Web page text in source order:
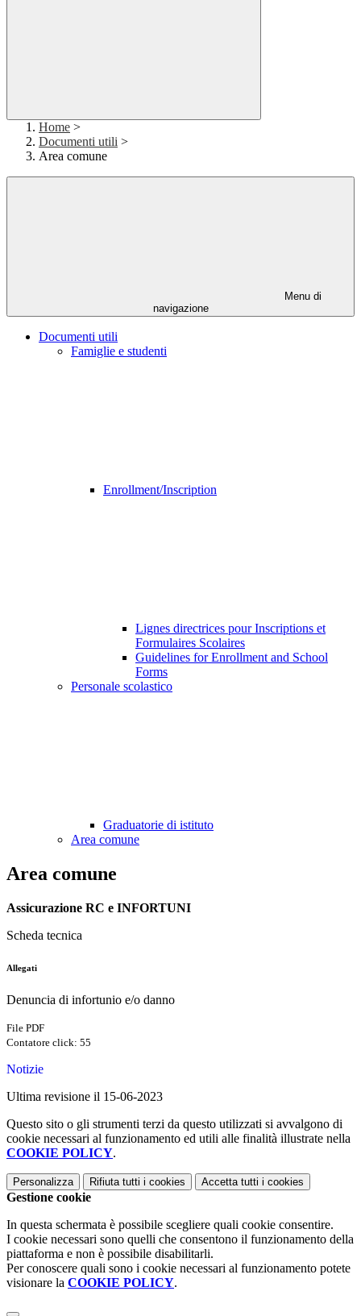
Home >
Documenti utili >
Area comune
Menu di
navigazione
Documenti utili
Famiglie e studenti
Enrollment/Inscription
Lignes directrices pour Inscriptions et
Formulaires Scolaires
Guidelines for Enrollment and School
Forms
Personale scolastico
Graduatorie di istituto
Area comune
Area comune
Assicurazione RC e INFORTUNI
Scheda tecnica
Allegati
Denuncia di infortunio e/o danno
File PDF
Contatore click: 55
Notizie
Ultima revisione il 15-06-2023
Questo sito o gli strumenti terzi da questo utilizzati si avvalgono di
cookie necessari al funzionamento ed utili alle finalità illustrate nella
COOKIE POLICY.
Personalizza Rifiuta tutti i cookies Accetta tutti i cookies
Gestione cookie
In questa schermata è possibile scegliere quali cookie consentire.
I cookie necessari sono quelli che consentono il funzionamento della
piattaforma e non è possibile disabilitarli.
Per conoscere quali sono i cookie necessari al funzionamento potete
visionare la COOKIE POLICY.